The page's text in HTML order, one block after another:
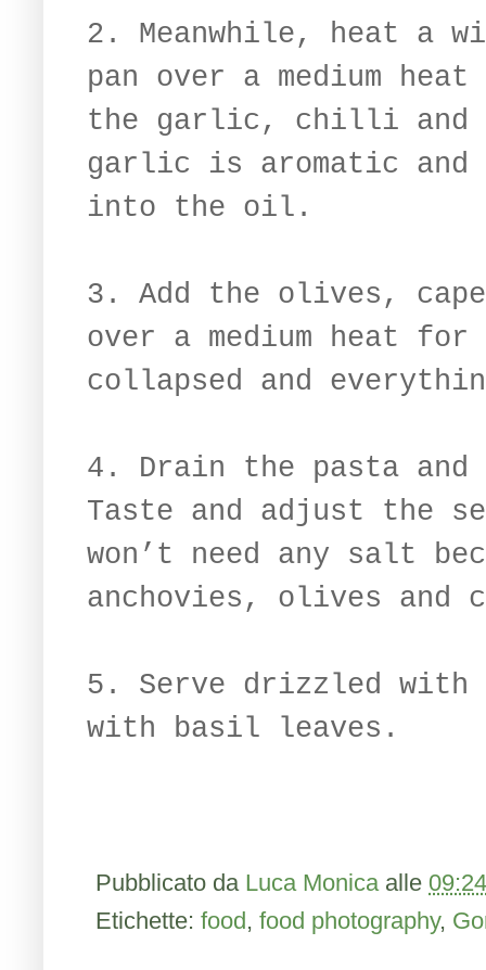
2. Meanwhile, heat a
pan over a medium
the garlic, chilli and
garlic is aromatic and
into the oil.
3. Add the olives,
over a medium heat
collapsed and
4. Drain the pasta
Taste and adjust the
won’t need any salt
anchovies, olives and
5. Serve drizzled
with basil leaves.
Pubblicato da Luca Monica alle 09:24
Etichette: food, food photography,